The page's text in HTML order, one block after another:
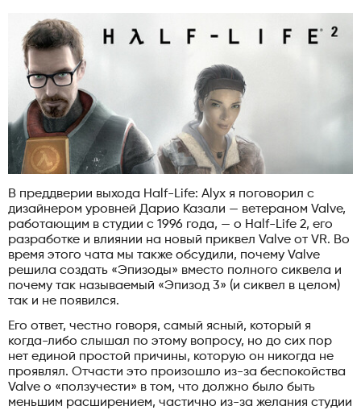
В преддверии выхода Half-Life: Alyx я поговорил с
дизайнером уровней Дарио Казали — ветераном Valve,
работающим в студии с 1996 года, — о Half-Life 2, его
разработке и влиянии на новый приквел Valve от VR. Во
время этого чата мы также обсудили, почему Valve
решила создать «Эпизоды» вместо полного сиквела и
почему так называемый «Эпизод 3» (и сиквел в целом)
так и не появился.
Его ответ, честно говоря, самый ясный, который я
когда-либо слышал по этому вопросу, но до сих пор
нет единой простой причины, которую он никогда не
проявлял. Отчасти это произошло из-за беспокойства
Valve о «ползучести» в том, что должно было быть
меньшим расширением, частично из-за желания студии